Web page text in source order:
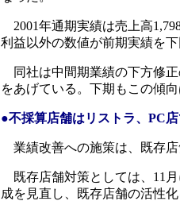
2001年通期実績は売上高
利益以外の数値が前期実績を
同社は中間期業績の下方修正
をあげている。下期もこの傾
●不採算店舗はリストラ、PC
業績改善への施策は、既存
既存店舗対策としては、11
成を見直し、既存店舗の活性